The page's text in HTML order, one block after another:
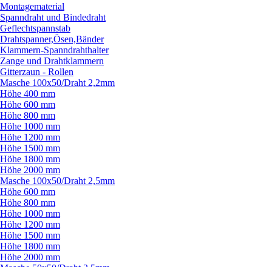
Montagematerial
Spanndraht und Bindedraht
Geflechtspannstab
Drahtspanner,Ösen,Bänder
Klammern-Spanndrahthalter
Zange und Drahtklammern
Gitterzaun - Rollen
Masche 100x50/Draht 2,2mm
Höhe 400 mm
Höhe 600 mm
Höhe 800 mm
Höhe 1000 mm
Höhe 1200 mm
Höhe 1500 mm
Höhe 1800 mm
Höhe 2000 mm
Masche 100x50/Draht 2,5mm
Höhe 600 mm
Höhe 800 mm
Höhe 1000 mm
Höhe 1200 mm
Höhe 1500 mm
Höhe 1800 mm
Höhe 2000 mm